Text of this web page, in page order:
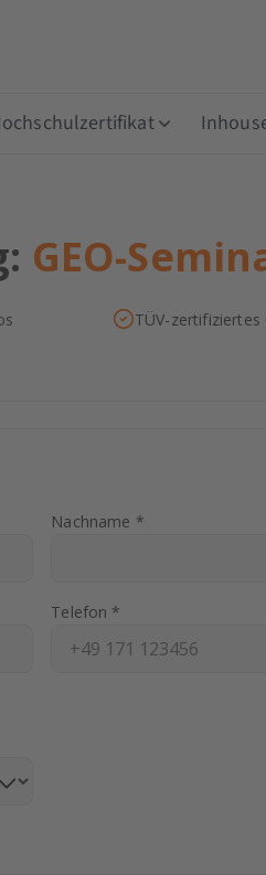
GEO-
TÜV-
Nachname *
Telefon *